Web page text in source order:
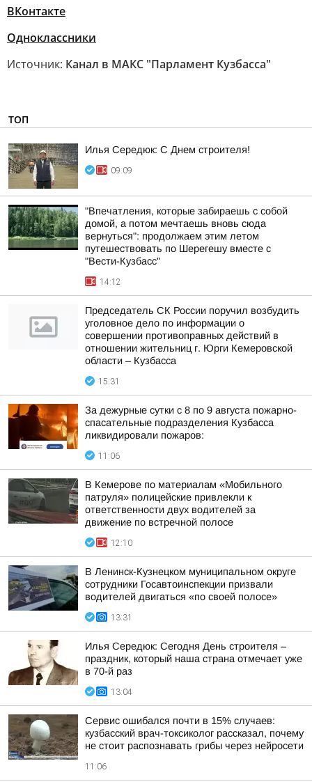
ВКонтакте
Одноклассники
Источник: Канал в МАКС "Парламент Кузбасса"
ТОП
Илья Середюк: С Днем строителя!
09:09
"Впечатления, которые забираешь с собой
домой, а потом мечтаешь вновь сюда
вернуться": продолжаем этим летом
путешествовать по Шерегешу вместе с
"Вести-Кузбасс"
14:12
Председатель СК России поручил возбудить
уголовное дело по информации о
совершении противоправных действий в
отношении жительниц г. Юрги Кемеровской
области – Кузбасса
15:31
За дежурные сутки с 8 по 9 августа пожарно-
спасательные подразделения Кузбасса
ликвидировали пожаров:
11:06
В Кемерове по материалам «Мобильного
патруля» полицейские привлекли к
ответственности двух водителей за
движение по встречной полосе
12:10
В Ленинск-Кузнецком муниципальном округе
сотрудники Госавтоинспекции призвали
водителей двигаться «по своей полосе»
13:31
Илья Середюк: Сегодня День строителя –
праздник, который наша страна отмечает уже
в 70-й раз
13:04
Сервис ошибался почти в 15% случаев:
кузбасский врач-токсиколог рассказал, почему
не стоит распознавать грибы через нейросети
11:06